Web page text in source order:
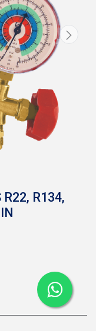
R134,